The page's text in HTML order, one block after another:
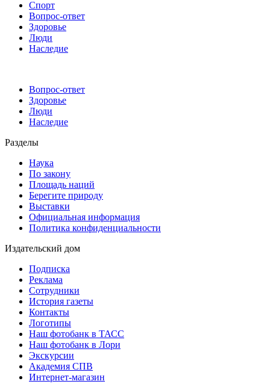
Спорт
Вопрос-ответ
Здоровье
Люди
Наследие
Вопрос-ответ
Здоровье
Люди
Наследие
Разделы
Наука
По закону
Площадь наций
Берегите природу
Выставки
Официальная информация
Политика конфиденциальности
Издательский дом
Подписка
Реклама
Сотрудники
История газеты
Контакты
Логотипы
Наш фотобанк в ТАСС
Наш фотобанк в Лори
Экскурсии
Академия СПВ
Интернет-магазин